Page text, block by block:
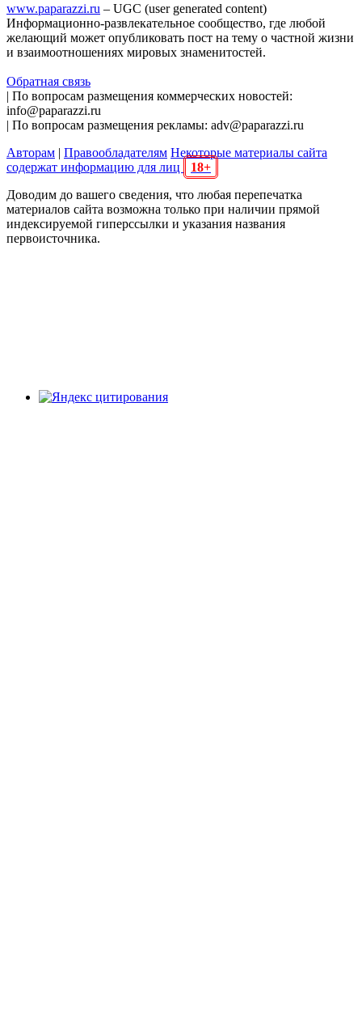
www.paparazzi.ru – UGC (user generated content)
Информационно-развлекательное сообщество, где любой
желающий может опубликовать пост на тему о частной жизни
и взаимоотношениях мировых знаменитостей.
Обратная связь
| По вопросам размещения коммерческих новостей:
info@paparazzi.ru
| По вопросам размещения рекламы: adv@paparazzi.ru
Авторам | Правообладателям Некоторые материалы сайта
содержат информацию для лиц
18+
Доводим до вашего сведения, что любая перепечатка
материалов сайта возможна только при наличии прямой
индексируемой гиперссылки и указания названия
первоисточника.